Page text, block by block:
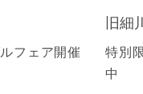
フェア開催
旧細
特別
中